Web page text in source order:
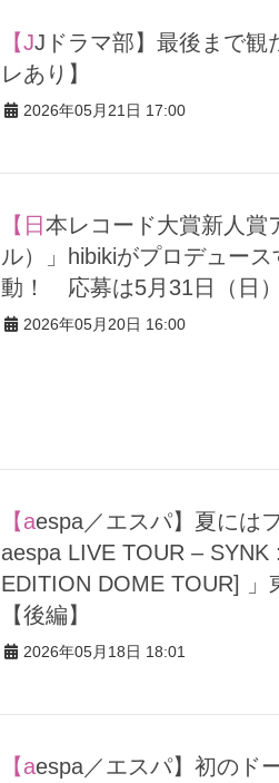
【JJドラマ部】最後まで観たい2026年春ドラマBEST５【ネタバ
レあり】
2026年05月21日 17:00
【日本レコード大賞新人賞アーティスト】元「lol（エルオーエ
ル）」hibikiがプロデュー
動！ 応募は5月31日（日
2026年05月20日 16:00
【aespa／エスパ】夏にはファンミーティングの開催も♡ 「2026
aespa LIVE TOUR –
EDITION DOME TOUR] 」
【後編】
2026年05月18日 18:01
【aespa／エスパ】初のドームツアー完走！「2026 aespa LIVE